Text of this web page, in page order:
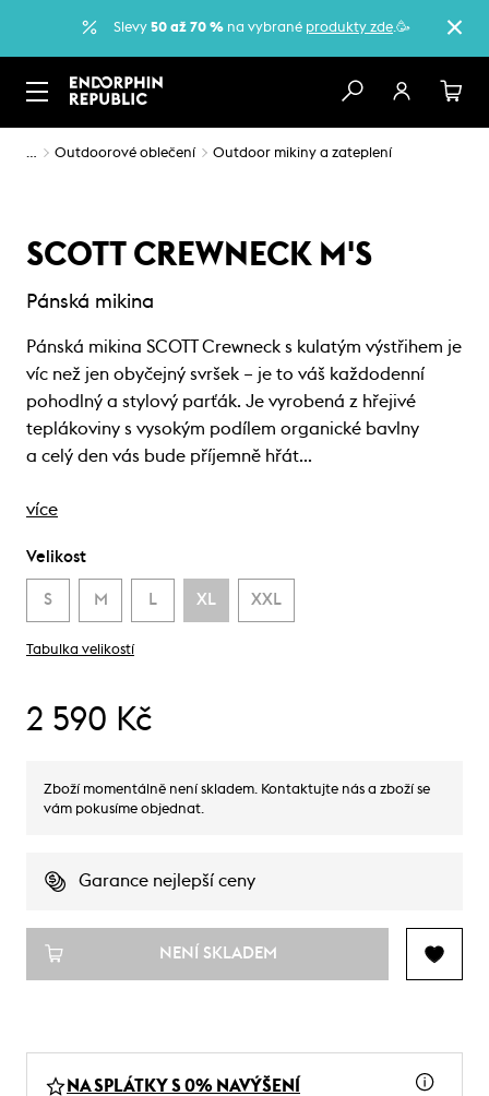
Slevy 50 až 70 % na vybrané produkty zde.🥳
… Outdoorové oblečení Outdoor mikiny a zateplení
SCOTT CREWNECK M'S
Pánská mikina
Pánská mikina SCOTT Crewneck s kulatým výstřihem je
víc než jen obyčejný svršek – je to váš každodenní
pohodlný a stylový parťák. Je vyrobená z hřejivé
teplákoviny s vysokým podílem organické bavlny
a celý den vás bude příjemně hřát…
více
Velikost
S M L XL XXL
Tabulka velikostí
2 590 Kč
Zboží momentálně není skladem. Kontaktujte nás a zboží se
vám pokusíme objednat.
Garance nejlepší ceny
NENÍ SKLADEM
NA SPLÁTKY S 0% NAVÝŠENÍ